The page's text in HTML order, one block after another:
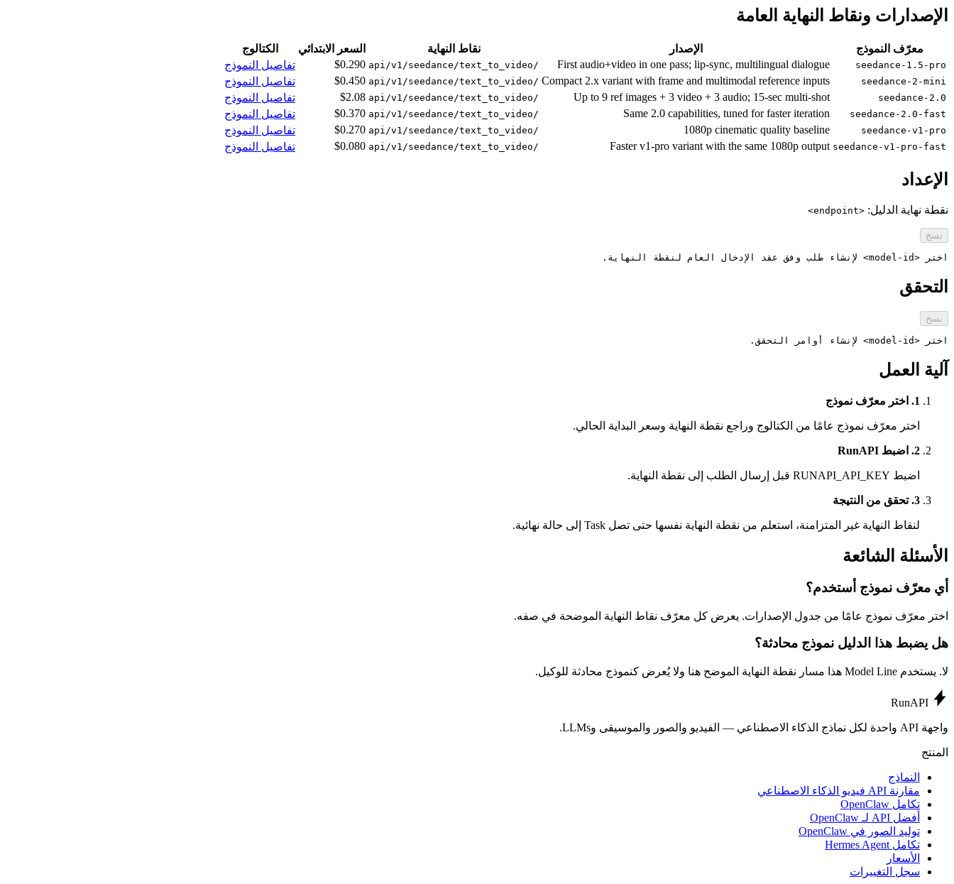
الإصدارات ونقاط النهاية العامة
معرّف النموذج الإصدار نقاط النهاية السعر الابتدائي الكتالوج
seedance-1.5-pro
First audio+video in one pass; lip-sync, multilingual dialogue
/api/v1/seedance/text_to_video
$0.290 تفاصيل النموذج
seedance-2-mini
Compact 2.x variant with frame and multimodal reference inputs
/api/v1/seedance/text_to_video
$0.450 تفاصيل النموذج
seedance-2.0
Up to 9 ref images + 3 video + 3 audio; 15-sec multi-shot
/api/v1/seedance/text_to_video
$2.08 تفاصيل النموذج
seedance-2.0-fast
Same 2.0 capabilities, tuned for faster iteration
/api/v1/seedance/text_to_video
$0.370 تفاصيل النموذج
seedance-v1-pro
1080p cinematic quality baseline
/api/v1/seedance/text_to_video
$0.270 تفاصيل النموذج
seedance-v1-pro-fast
Faster v1-pro variant with the same 1080p output
/api/v1/seedance/text_to_video
$0.080 تفاصيل النموذج
الإعداد
نقطة نهاية الدليل: <endpoint>
نسخ
اختر <model-id> لإنشاء طلب وفق عقد الإدخال العام لنقطة النهاية.
التحقق
نسخ
اختر <model-id> لإنشاء أوامر التحقق.
آلية العمل
1. اختر معرّف نموذج
اختر معرّف نموذج عامًا من الكتالوج وراجع نقطة النهاية وسعر البداية الحالي.
2. اضبط RunAPI
اضبط RUNAPI_API_KEY قبل إرسال الطلب إلى نقطة النهاية.
3. تحقق من النتيجة
لنقاط النهاية غير المتزامنة، استعلم من نقطة النهاية نفسها حتى تصل Task إلى حالة نهائية.
الأسئلة الشائعة
أي معرّف نموذج أستخدم؟
اختر معرّف نموذج عامًا من جدول الإصدارات. يعرض كل معرّف نقاط النهاية الموضحة في صفه.
هل يضبط هذا الدليل نموذج محادثة؟
لا. يستخدم Model Line هذا مسار نقطة النهاية الموضح هنا ولا يُعرض كنموذج محادثة للوكيل.
RunAPI
واجهة API واحدة لكل نماذج الذكاء الاصطناعي — الفيديو والصور والموسيقى وLLMs.
المنتج
النماذج
مقارنة API فيديو الذكاء الاصطناعي
تكامل OpenClaw
أفضل API لـ OpenClaw
توليد الصور في OpenClaw
تكامل Hermes Agent
الأسعار
سجل التغييرات